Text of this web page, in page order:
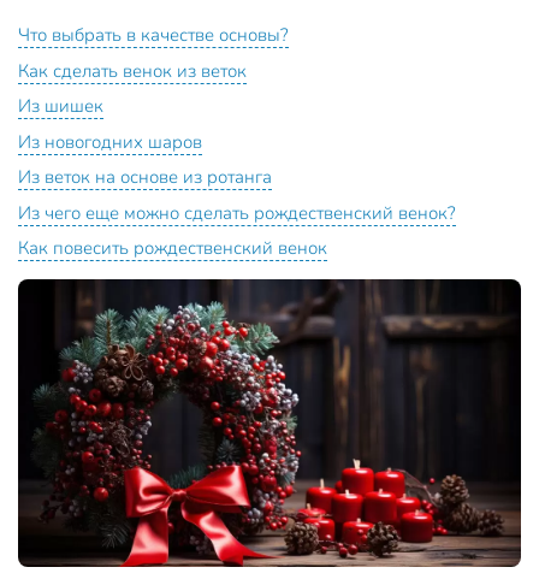
Что выбрать в качестве основы?
Как сделать венок из веток
Из шишек
Из новогодних шаров
Из веток на основе из ротанга
Из чего еще можно сделать рождественский венок?
Как повесить рождественский венок